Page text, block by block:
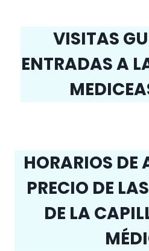
VISITAS
ENTRADAS A
HORARIOS DE
PRECIO DE
DE LA